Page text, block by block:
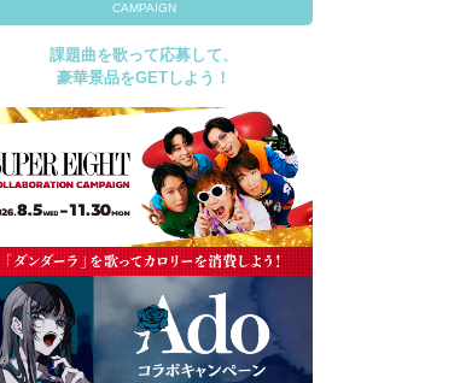
CAMPAIGN
課題曲を歌って応募して、
豪華景品をGETしよう！